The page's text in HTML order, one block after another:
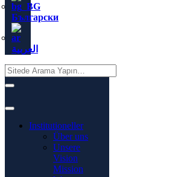
Български
العربية
Institutioneller
Über uns
Unsere
Vision
Mission